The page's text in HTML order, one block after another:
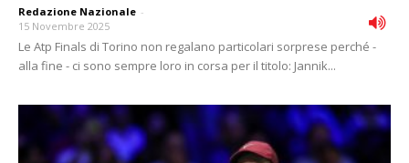
Redazione Nazionale -
15 Novembre 2025
Le Atp Finals di Torino non regalano particolari sorprese perché -
alla fine - ci sono sempre loro in corsa per il titolo: Jannik...